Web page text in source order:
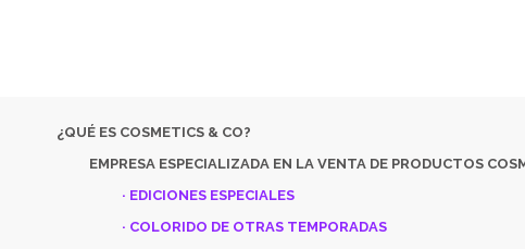
¿QUÉ ES COSMETICS & CO?
EMPRESA ESPECIALIZADA EN LA VENTA DE PRODUCTOS
· EDICIONES ESPECIALES
· COLORIDO DE OTRAS TEMPORADAS